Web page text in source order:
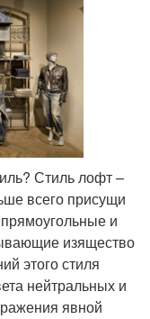
Стиль лофт –
всего присущи
и
изящество
этого стиля
нейтральных и
явной